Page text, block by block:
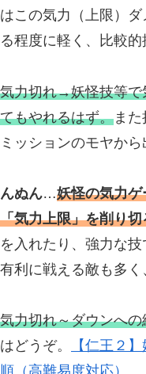
この気力（上限）
程度に軽く、比較的
力切れ→妖怪技等で
もやれるはず。 ま
ッションのモヤか
ぬん…妖怪の気力
「気力上限」を削り
入れたり、強力な
利に戦える敵も多
力切れ～ダウンへ
どうぞ。
【仁王２